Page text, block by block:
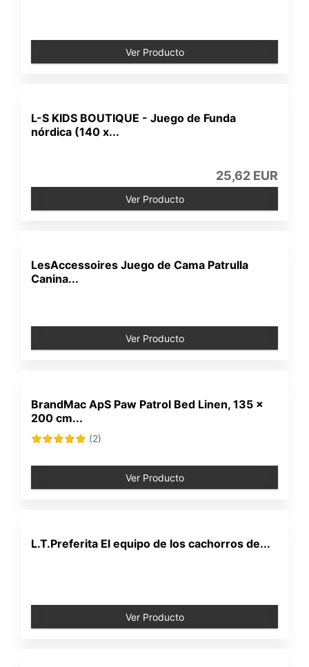
Ver Producto
L-S KIDS BOUTIQUE - Juego de Funda
nórdica (140 x...
25,62 EUR
Ver Producto
LesAccessoires Juego de Cama Patrulla
Canina...
Ver Producto
BrandMac ApS Paw Patrol Bed Linen, 135 x
200 cm...
(2)
Ver Producto
L.T.Preferita El equipo de los cachorros de...
Ver Producto